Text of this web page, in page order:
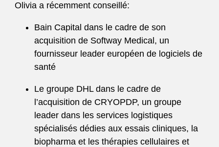
Olivia a récemment conseillé:
Bain Capital dans le cadre de son
acquisition de Softway Medical, un
fournisseur leader européen de logiciels de
santé
Le groupe DHL dans le cadre de
l’acquisition de CRYOPDP, un groupe
leader dans les services logistiques
spécialisés dédies aux essais cliniques, la
biopharma et les thérapies cellulaires et